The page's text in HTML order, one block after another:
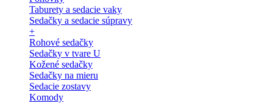
Taburety a sedacie vaky
Sedačky a sedacie súpravy
+
Rohové sedačky
Sedačky v tvare U
Kožené sedačky
Sedačky na mieru
Sedacie zostavy
Komody